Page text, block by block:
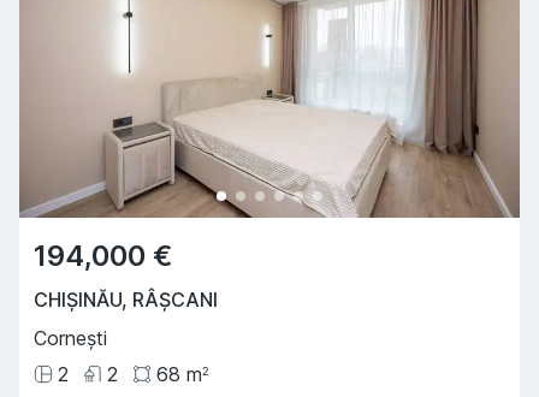
194,000 €
CHIȘINĂU, RÂȘCANI
Cornești
2
2 68 m2